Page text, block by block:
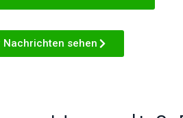
Nachrichten sehen